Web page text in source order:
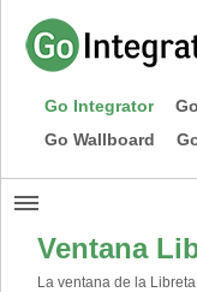
Go Integrator
Go Wallboard
Ventana
La ventana de la